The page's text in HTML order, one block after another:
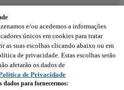
e/ou acedemos a informações
únicos em cookies para tratar
as suas escolhas clicando abaixo ou em
de privacidade. Estas escolhas serão
afetarão os dados de
de Privacidade
dados para fornecermos: